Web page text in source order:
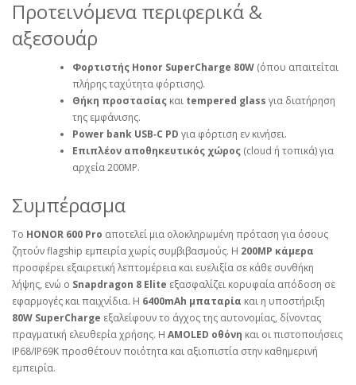
Προτεινόμενα περιφερικά &
αξεσουάρ
Φορτιστής Honor SuperCharge 80W (όπου απαιτείται
πλήρης ταχύτητα φόρτισης).
Θήκη προστασίας και tempered glass για διατήρηση
της εμφάνισης.
Power bank USB‑C PD για φόρτιση εν κινήσει.
Επιπλέον αποθηκευτικός χώρος (cloud ή τοπικά) για
αρχεία 200MP.
Συμπέρασμα
Το HONOR 600 Pro αποτελεί μια ολοκληρωμένη πρόταση για όσους
ζητούν flagship εμπειρία χωρίς συμβιβασμούς. Η 200MP κάμερα
προσφέρει εξαιρετική λεπτομέρεια και ευελιξία σε κάθε συνθήκη
λήψης, ενώ ο Snapdragon 8 Elite εξασφαλίζει κορυφαία απόδοση σε
εφαρμογές και παιχνίδια. Η 6400mAh μπαταρία και η υποστήριξη
80W SuperCharge εξαλείφουν το άγχος της αυτονομίας, δίνοντας
πραγματική ελευθερία χρήσης. Η AMOLED οθόνη και οι πιστοποιήσεις
IP68/IP69K προσθέτουν ποιότητα και αξιοπιστία στην καθημερινή
εμπειρία.